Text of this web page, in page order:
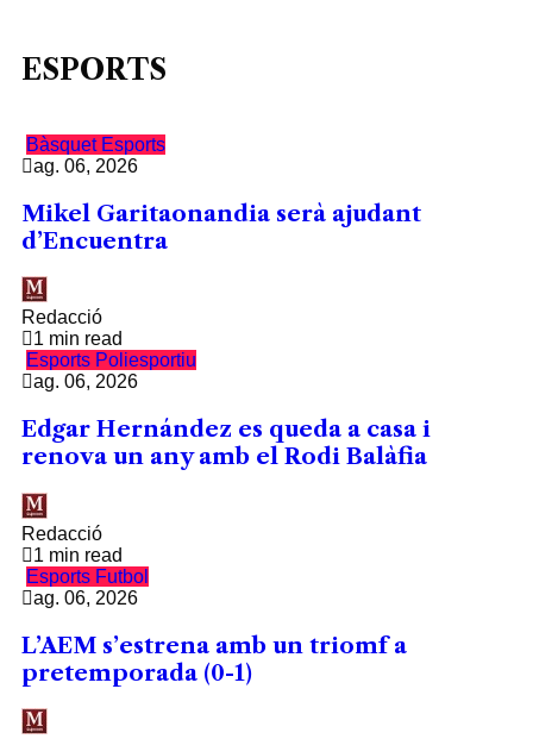
ESPORTS
Bàsquet Esports
ag. 06, 2026
Mikel Garitaonandia serà ajudant
d’Encuentra
Redacció
1 min read
Esports Poliesportiu
ag. 06, 2026
Edgar Hernández es queda a casa i
renova un any amb el Rodi Balàfia
Redacció
1 min read
Esports Futbol
ag. 06, 2026
L’AEM s’estrena amb un triomf a
pretemporada (0-1)